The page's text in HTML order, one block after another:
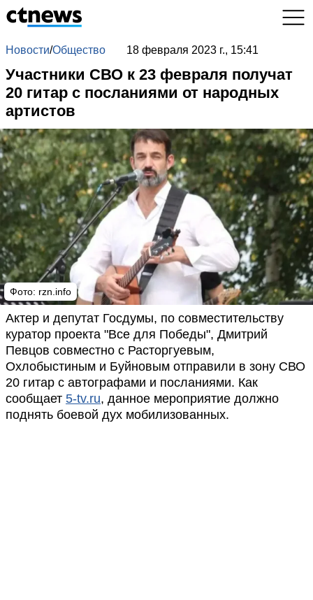
Новости/Общество 18 февраля 2023 г., 15:41
Участники СВО к 23 февраля получат
20 гитар с посланиями от народных
артистов
Фото: rzn.info
Актер и депутат Госдумы, по совместительству
куратор проекта "Все для Победы", Дмитрий
Певцов совместно с Расторгуевым,
Охлобыстиным и Буйновым отправили в зону СВО
20 гитар с автографами и посланиями. Как
сообщает 5-tv.ru, данное мероприятие должно
поднять боевой дух мобилизованных.